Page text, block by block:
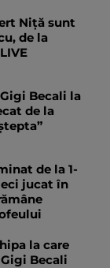
Niță sunt
de la
Becali la
de la
de la 1-
jucat în
la care
Becali